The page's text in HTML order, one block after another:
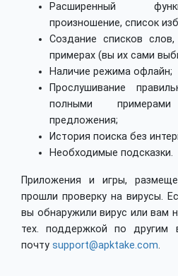
Расширенный
произношение, список
Создание списков
примерах (вы их сами
Наличие режима офлайн;
Прослушивание
полными
предложения;
История поиска без
Необходимые подсказки.
Приложения и игры,
прошли проверку на вирусы.
вы обнаружили вирус или вам
тех. поддержкой по другим
почту support@apktake.com.